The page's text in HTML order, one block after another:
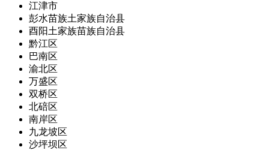
江津市
彭水苗族土家族自治县
酉阳土家族苗族自治县
黔江区
巴南区
渝北区
万盛区
双桥区
北碚区
南岸区
九龙坡区
沙坪坝区